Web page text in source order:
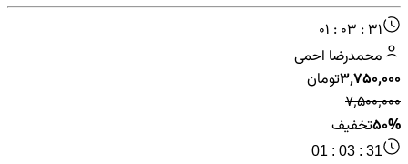
01 : 03 : 31
محمدرضا احمی
۳٬۷۵۰٬۰۰۰تومان
۷٬۵۰۰٬۰۰۰
50%تخفیف
01 : 03 : 31